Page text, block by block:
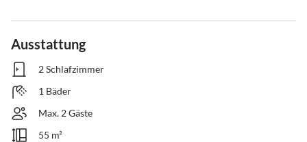
Ausstattung
2 Schlafzimmer
1 Bäder
Max. 2 Gäste
55 m²